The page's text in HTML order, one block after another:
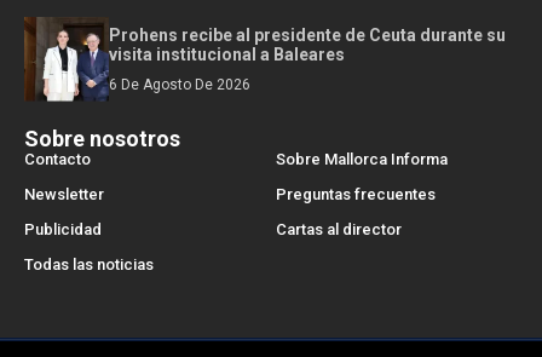
Prohens recibe al presidente de Ceuta durante su
visita institucional a Baleares
6 De Agosto De 2026
Sobre nosotros
Contacto
Sobre Mallorca Informa
Newsletter
Preguntas frecuentes
Publicidad
Cartas al director
Todas las noticias